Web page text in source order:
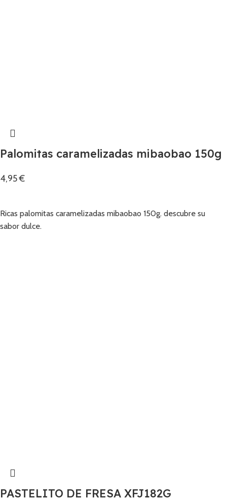
Palomitas caramelizadas mibaobao 150g
4,95€
Ricas palomitas caramelizadas mibaobao 150g. descubre su
sabor dulce.
PASTELITO DE FRESA XFJ182G